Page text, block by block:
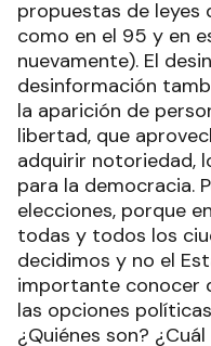
propuestas de leyes
como en el 95 y en
nuevamente). El
desinformación
la aparición de
libertad, que
adquirir notoriedad,
para la democracia.
elecciones, porque
todas y todos los
decidimos y no el
importante conocer
las opciones
¿Quiénes son?